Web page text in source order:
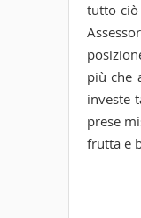
tutto ciò
più che
investe
prese
frutta e